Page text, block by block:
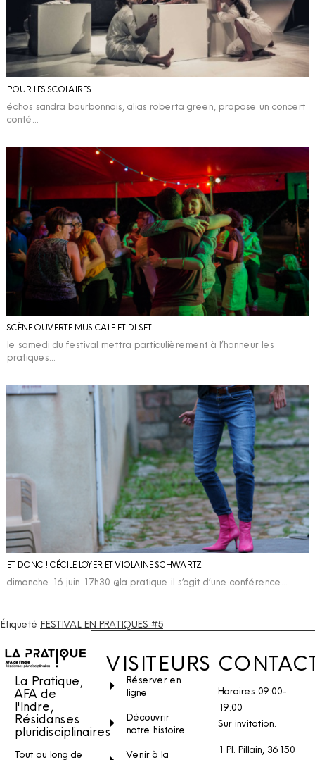
POUR LES SCOLAIRES
échos sandra bourbonnais, alias roberta green, propose un concert
conté…
SCÈNE OUVERTE MUSICALE ET DJ SET
le samedi du festival mettra particulièrement à l’honneur les
pratiques…
ET DONC ! CÉCILE LOYER ET VIOLAINE SCHWARTZ
dimanche 16 juin 17h30 @la pratique il s’agit d’une conférence…
Étiqueté FESTIVAL EN PRATIQUES #5
La Pratique,
AFA de
l'Indre,
Résidanses
pluridisciplinaires
Tout au long de
VISITEURS
Réserver en
ligne
Découvrir
notre histoire
Venir à la
Horaires 09:00-
19:00
Sur invitation.
1 Pl. Pillain, 36150